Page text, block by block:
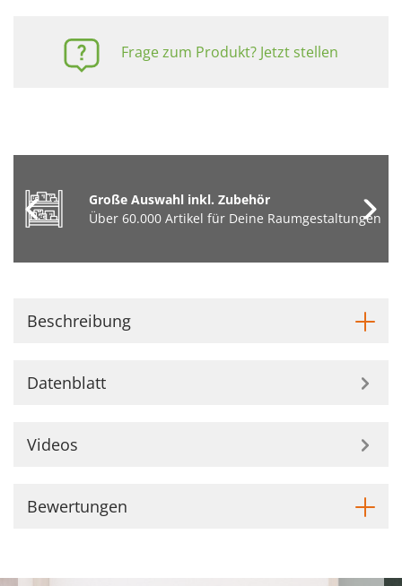
Frage zum Produkt? Jetzt stellen
Große Auswahl inkl. Zubehör
Über 60.000 Artikel für Deine Raumgestaltungen
Beschreibung
Datenblatt
Videos
Bewertungen